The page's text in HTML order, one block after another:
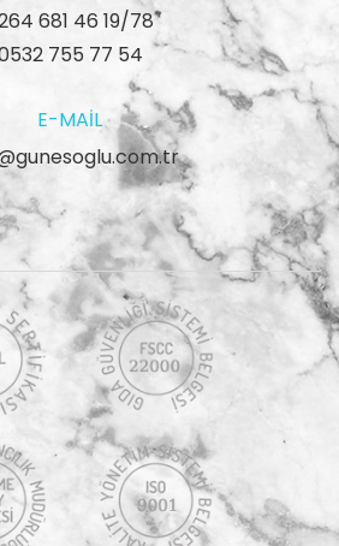
681 46 19/78
755 77 54
E-MAIL